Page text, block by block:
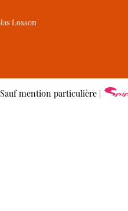
Losson
mention particulière |